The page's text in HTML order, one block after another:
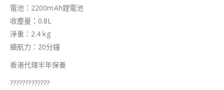
電池：2200mAh鋰電池
收塵量：0.8L
淨重：2.4 kg
續航力：20分鐘
香港代理半年保養
?????????????